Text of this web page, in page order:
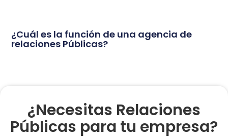
¿Cuál es la función de una agencia de
relaciones Públicas?
¿Necesitas Relaciones
Públicas para tu empresa?